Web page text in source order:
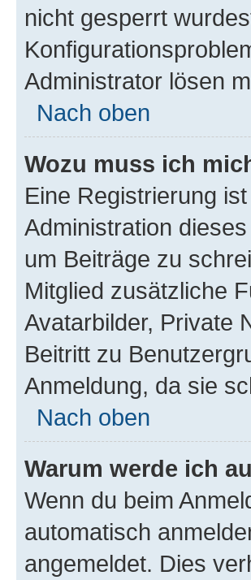
nicht gesperrt
Administrator lösen
Nach oben
Wozu muss ich
Eine Registrierung
Administration
um Beiträge zu
Mitglied zusätzliche
Avatarbilder, Private
Beitritt zu
Anmeldung, da sie
Nach oben
Warum werde ich
Wenn du beim
automatisch
angemeldet. Dies